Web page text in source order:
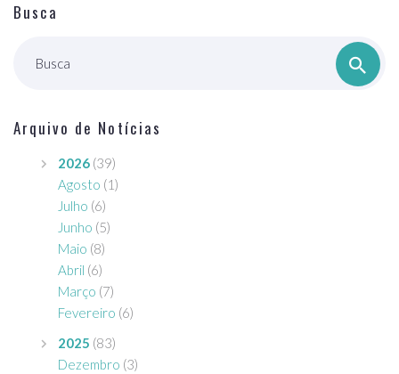
Busca
Busca
Arquivo de Notícias
2026 (39)
Agosto (1)
Julho (6)
Junho (5)
Maio (8)
Abril (6)
Março (7)
Fevereiro (6)
2025 (83)
Dezembro (3)